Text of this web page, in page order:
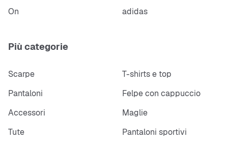
On
adidas
Più categorie
Scarpe
T-shirts e top
Pantaloni
Felpe con cappuccio
Accessori
Maglie
Tute
Pantaloni sportivi